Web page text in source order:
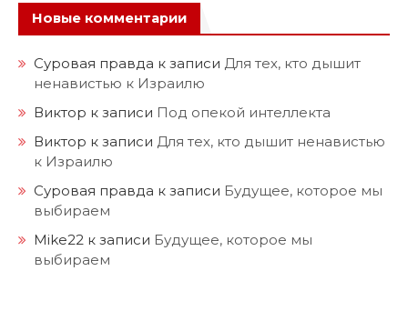
Новые комментарии
Суровая правда к записи Для тех, кто дышит
ненавистью к Израилю
Виктор к записи Под опекой интеллекта
Виктор к записи Для тех, кто дышит ненавистью
к Израилю
Суровая правда к записи Будущее, которое мы
выбираем
Mike22 к записи Будущее, которое мы
выбираем